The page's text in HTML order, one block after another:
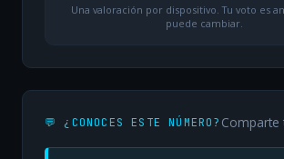
Una valoración por dispositivo. Tu voto es
puede cambiar.
💬 ¿CONOCES ESTE NÚMERO? Comparte